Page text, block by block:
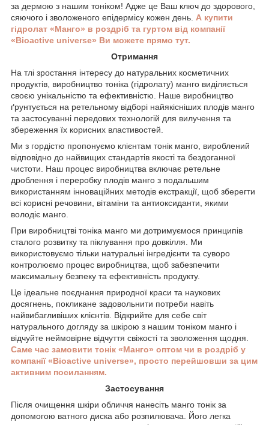
за дермою з нашим тоніком! Адже це Ваш ключ до здорового,
сяючого і зволоженого епідермісу кожен день. А купити
гідролат «Манго» в роздріб та гуртом від компанії
«Bioactive universe» Ви можете прямо тут.
Отримання
На тлі зростання інтересу до натуральних косметичних
продуктів, виробництво тоніка (гідролату) манго виділяється
своєю унікальністю та ефективністю. Наше виробництво
ґрунтується на ретельному відборі найякісніших плодів манго
та застосуванні передових технологій для вилучення та
збереження їх корисних властивостей.
Ми з гордістю пропонуємо клієнтам тонік манго, вироблений
відповідно до найвищих стандартів якості та бездоганної
чистоти. Наш процес виробництва включає ретельне
дроблення і переробку плодів манго з подальшим
використанням інноваційних методів екстракції, щоб зберегти
всі корисні речовини, вітаміни та антиоксиданти, якими
володіє манго.
При виробництві тоніка манго ми дотримуємося принципів
сталого розвитку та піклування про довкілля. Ми
використовуємо тільки натуральні інгредієнти та суворо
контролюємо процес виробництва, щоб забезпечити
максимальну безпеку та ефективність продукту.
Це ідеальне поєднання природної краси та наукових
досягнень, покликане задовольнити потреби навіть
найвибагливіших клієнтів. Відкрийте для себе світ
натурального догляду за шкірою з нашим тоніком манго і
відчуйте неймовірне відчуття свіжості та зволоження щодня.
Саме час замовити тонік «Манго» оптом чи в роздріб у
компанії «Bioactive universe», просто перейшовши за цим
активним посиланням.
Застосування
Після очищення шкіри обличчя нанесіть манго тонік за
допомогою ватного диска або розпилювача. Його легка